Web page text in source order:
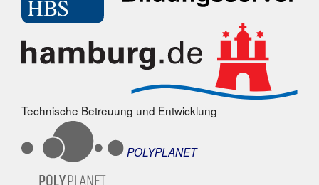
Technische Betreuung und Entwicklung
POLYPLANET